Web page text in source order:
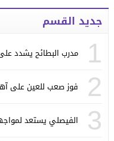
جديد القسم
1 مدرب البطائح يشدد
2 فوز صعب للعين على
3 الفيصلي يستعد